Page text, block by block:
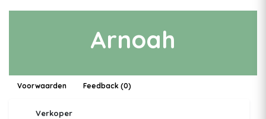
Arnoah
Voorwaarden Feedback (0)
Verkoper